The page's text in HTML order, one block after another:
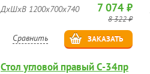
ДхШхВ 1200х700х740 7 074 ₽
8 322 ₽
Сравнить ЗАКАЗАТЬ
Стол угловой правый C-34пр